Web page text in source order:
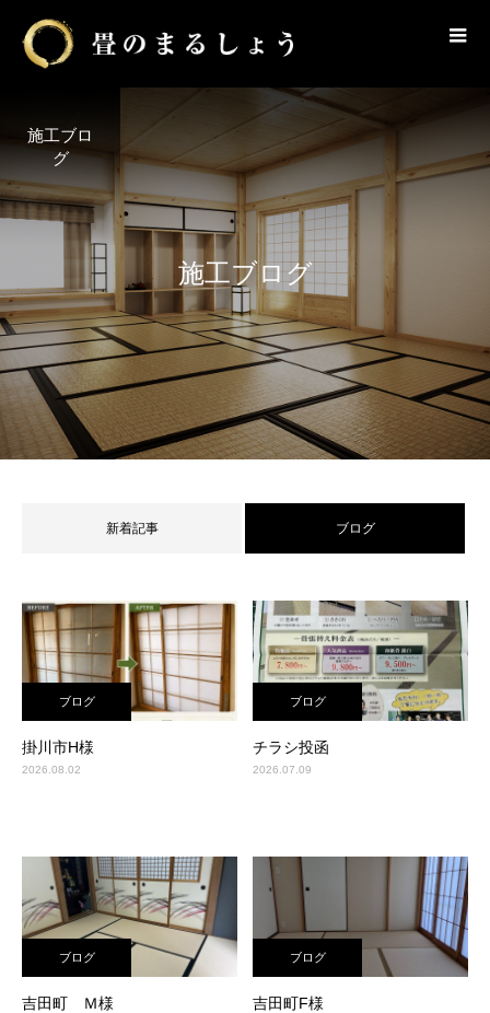
施工ブロ
グ
施工ブログ
新着記事 ブログ
ブログ
掛川市H様
2026.08.02
ブログ
チラシ投函
2026.07.09
ブログ
吉田町 Ｍ様
ブログ
吉田町F様